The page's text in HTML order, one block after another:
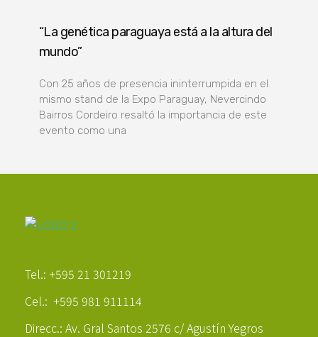
“La genética paraguaya está a la altura del
mundo”
Con 25 años de presencia ininterrumpida en el
mismo stand de la Expo Paraguay, Nevercindo
Bairros Cordeiro resaltó la importancia de este
evento como una
Tel.: +595 21 301219
Cel.: +595 981 911114
Direcc.: Av. Gral Santos 2576 c/ Agustín Yegros